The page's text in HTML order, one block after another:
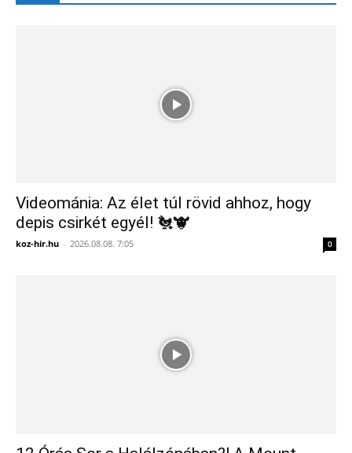
Videománia: Az élet túl rövid ahhoz, hogy
depis csirkét egyél! 🐔🐮
koz-hir.hu - 2026.08.08. 7:05 0